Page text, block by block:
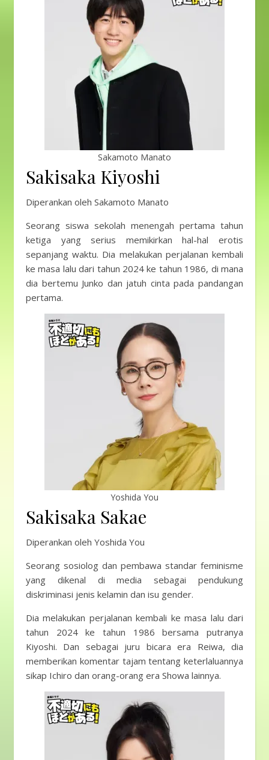
Sakamoto Manato
Sakisaka Kiyoshi
Diperankan oleh Sakamoto Manato
Seorang siswa sekolah menengah pertama tahun
ketiga yang serius memikirkan hal-hal erotis
sepanjang waktu. Dia melakukan perjalanan kembali
ke masa lalu dari tahun 2024 ke tahun 1986, di mana
dia bertemu Junko dan jatuh cinta pada pandangan
pertama.
Yoshida You
Sakisaka Sakae
Diperankan oleh Yoshida You
Seorang sosiolog dan pembawa standar feminisme
yang dikenal di media sebagai pendukung
diskriminasi jenis kelamin dan isu gender.
Dia melakukan perjalanan kembali ke masa lalu dari
tahun 2024 ke tahun 1986 bersama putranya
Kiyoshi. Dan sebagai juru bicara era Reiwa, dia
memberikan komentar tajam tentang keterlaluannya
sikap Ichiro dan orang-orang era Showa lainnya.